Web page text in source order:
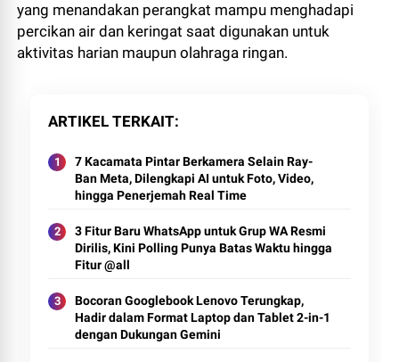
yang menandakan perangkat mampu menghadapi
percikan air dan keringat saat digunakan untuk
aktivitas harian maupun olahraga ringan.
ARTIKEL TERKAIT
7 Kacamata Pintar Berkamera Selain Ray-
Ban Meta, Dilengkapi AI untuk Foto, Video,
hingga Penerjemah Real Time
3 Fitur Baru WhatsApp untuk Grup WA Resmi
Dirilis, Kini Polling Punya Batas Waktu hingga
Fitur @all
Bocoran Googlebook Lenovo Terungkap,
Hadir dalam Format Laptop dan Tablet 2-in-1
dengan Dukungan Gemini